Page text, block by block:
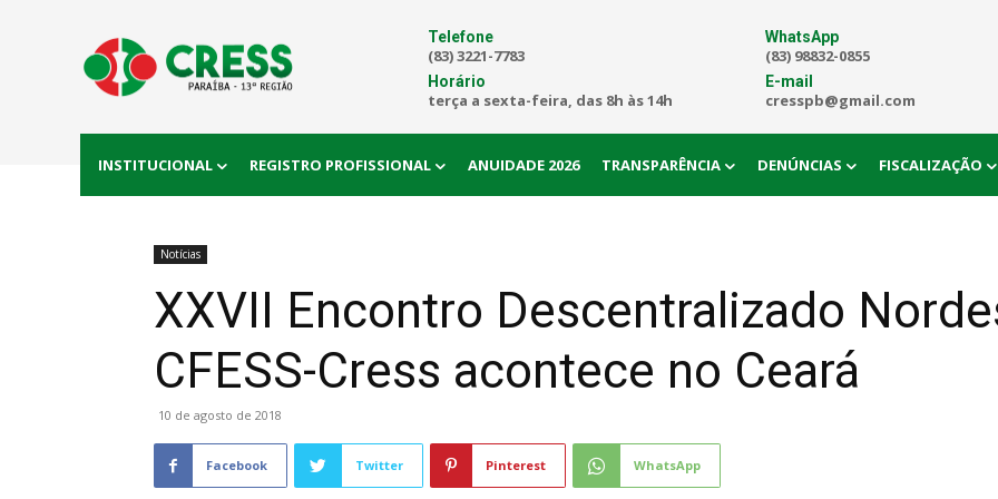
Telefone
(83) 3221-7783
Horário
terça a sexta-feira, das 8h às 14h
WhatsApp
(83) 98832-0855
E-mail
cresspb@gmail.com
INSTITUCIONAL REGISTRO PROFISSIONAL ANUIDADE 2026 TRANSPARÊNCIA DENÚNCIAS FISCALIZAÇÃO
Notícias
XXVII Encontro Descentralizado
CFESS-Cress acontece no Ceará
10 de agosto de 2018
Facebook Twitter Pinterest WhatsApp